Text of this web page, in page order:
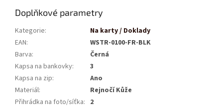
Doplňkové parametry
Kategorie:
Na karty / Doklady
EAN:
WSTR-0100-FR-BLK
Barva:
Černá
Kapsa na bankovky:
3
Kapsa na zip:
Ano
Materiál:
Rejnočí Kůže
Přihrádka na foto/síťka: 2